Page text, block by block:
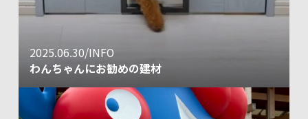
2025.06.30/INFO
わんちゃんにお勧めの建材